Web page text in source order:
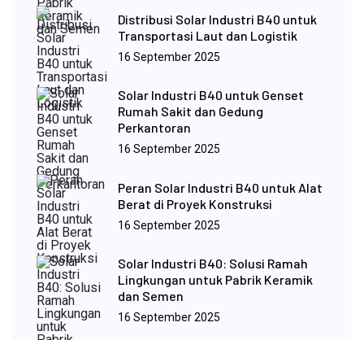
Distribusi Solar Industri B40 untuk
Transportasi Laut dan Logistik
16 September 2025
Solar Industri B40 untuk Genset
Rumah Sakit dan Gedung
Perkantoran
16 September 2025
Peran Solar Industri B40 untuk Alat
Berat di Proyek Konstruksi
16 September 2025
Solar Industri B40: Solusi Ramah
Lingkungan untuk Pabrik Keramik
dan Semen
16 September 2025